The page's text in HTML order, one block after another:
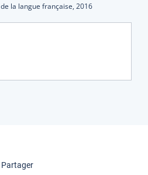
la langue française, 2016
Partagercette page